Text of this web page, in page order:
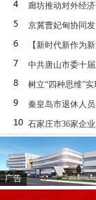
廊坊推动对外经
京冀曹妃甸协同
【新时代新作为
中共唐山市委十
树立“四种思维”
秦皇岛市退休人
石家庄市36家企
广告